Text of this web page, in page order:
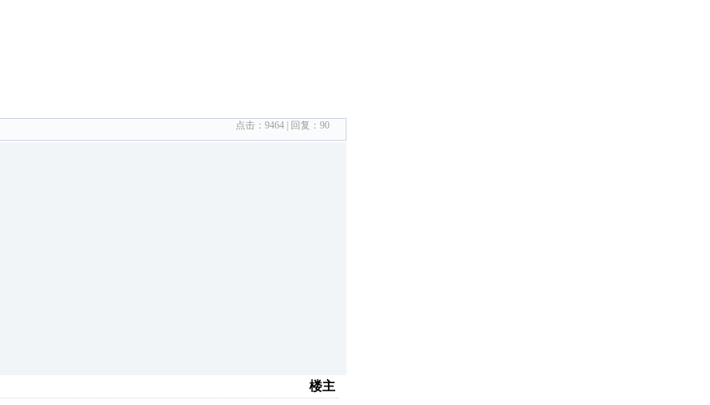
点击： 9464 | 回复： 90
楼主